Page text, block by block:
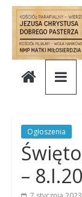
Skip
content
Ogłoszenia
–